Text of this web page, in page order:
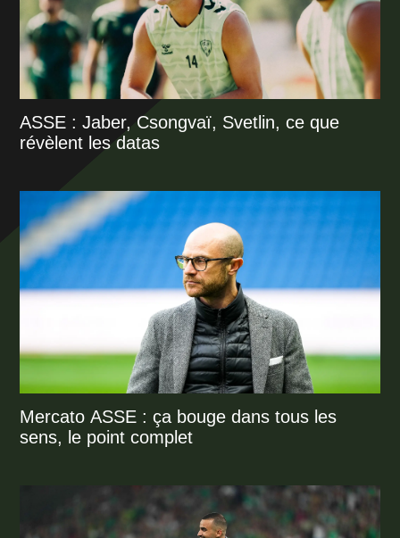
ASSE : Jaber, Csongvaï, Svetlin, ce que
révèlent les datas
Mercato ASSE : ça bouge dans tous les
sens, le point complet